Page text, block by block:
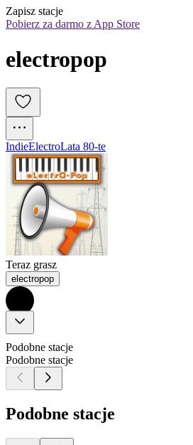
Zapisz stacje
Pobierz za darmo z App Store
electropop
IndieElectroLata 80-te
Teraz grasz
electropop
Podobne stacje
Podobne stacje
Podobne stacje